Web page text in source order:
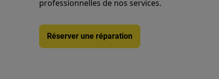
professionnelles de nos services.
Réserver une réparation